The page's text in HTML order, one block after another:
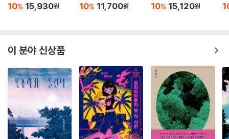
10% 15,930원 10% 11,700원 10% 15,120원
이 분야 신상품